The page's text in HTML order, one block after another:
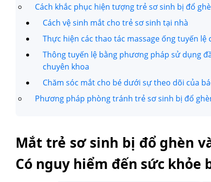
Cách khắc phục hiện tượng trẻ sơ sinh bị đổ
Cách vệ sinh mắt cho trẻ sơ sinh tại nhà
Thực hiện các thao tác massage ống tuyến
Thông tuyến lệ bằng phương pháp sử dụng
chuyên khoa
Chăm sóc mắt cho bé dưới sự theo dõi của
Phương pháp phòng tránh trẻ sơ sinh bị đổ
Mắt trẻ sơ sinh bị đổ ghèn
Có nguy hiểm đến sức khỏe